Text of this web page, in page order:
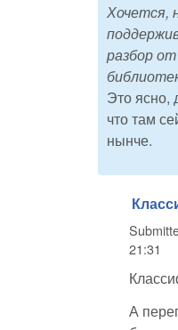
Хочется,
разбор
Это ясно,
что там
нынче.
21:31
А